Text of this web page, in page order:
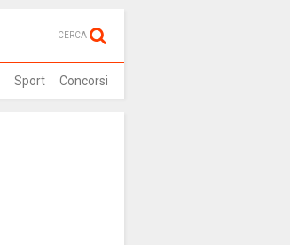
CERCA
Sport Concorsi